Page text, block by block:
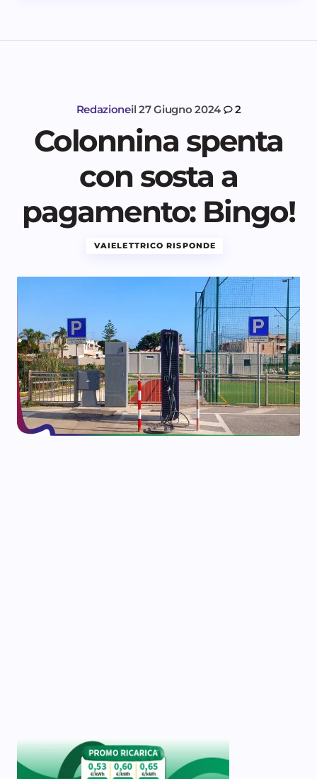
Redazioneil 27 Giugno 2024 2
Colonnina spenta
con sosta a
pagamento: Bingo!
VAIELETTRICO RISPONDE